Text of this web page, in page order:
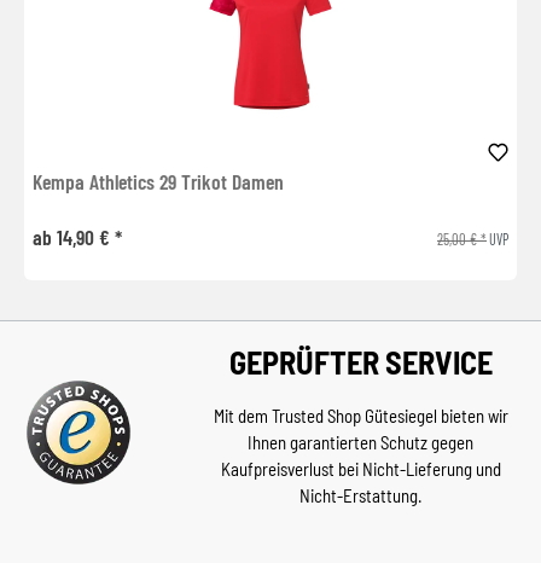
Kempa Athletics 29 Trikot Damen
ab 14,90 € * 25,00 € *UVP
GEPRÜFTER SERVICE
Mit dem Trusted Shop Gütesiegel bieten wir
Ihnen garantierten Schutz gegen
Kaufpreisverlust bei Nicht-Lieferung und
Nicht-Erstattung.